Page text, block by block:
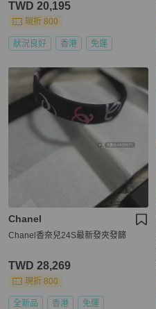
TWD 20,195
現折 800
狀況良好 香港 免運
Chanel
Chanel香奈兒24S最新發夾發篩
TWD 28,269
現折 800
全新品 香港 免運